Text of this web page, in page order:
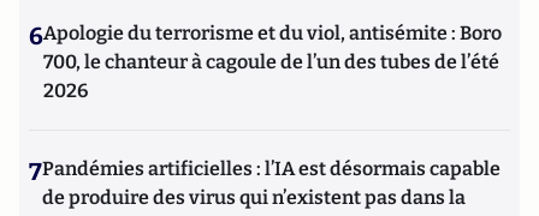
6Apologie du terrorisme et du viol, antisémite : Boro
700, le chanteur à cagoule de l’un des tubes de l’été
2026
7Pandémies artificielles : l’IA est désormais capable
de produire des virus qui n’existent pas dans la